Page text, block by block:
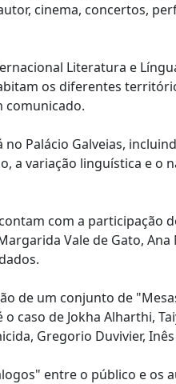
cinema, concertos,
Literatura e
os diferentes
comunicado.
Palácio Galveias,
a variação linguística e o
com a participação
Vale de Gato,
de um conjunto de
caso de Jokha Alharthi,
Gregorio Duvivier,
entre o público e